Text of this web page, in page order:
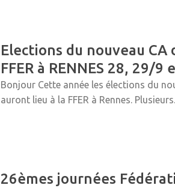
Elections du nouveau CA
FFER à RENNES 28, 29/9
Bonjour Cette année les élections du
auront lieu à la FFER à Rennes.
26èmes journées